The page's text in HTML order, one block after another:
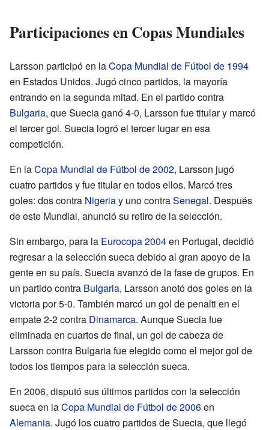
Participaciones en Copas Mundiales
Larsson participó en laCopa Mundial de Fútbol de 1994
en Estados Unidos. Jugó cinco partidos, la mayoría
entrando en la segunda mitad. En el partido contra
Bulgaria, que Suecia ganó 4-0, Larsson fue titular y marcó
el tercer gol. Suecia logró el tercer lugar en esa
competición.
En laCopa Mundial de Fútbol de 2002, Larsson jugó
cuatro partidos y fue titular en todos ellos. Marcó tres
goles: dos contra Nigeriay uno contraSenegal. Después
de este Mundial, anunció su retiro de la selección.
Sin embargo, para la Eurocopa 2004en Portugal, decidió
regresar a la selección sueca debido al gran apoyo de la
gente en su país. Suecia avanzó de la fase de grupos. En
un partido contra Bulgaria, Larsson anotó dos goles en la
victoria por 5-0. También marcó un gol de penalti en el
empate 2-2 contra Dinamarca. Aunque Suecia fue
eliminada en cuartos de final, un gol de cabeza de
Larsson contra Bulgaria fue elegido como el mejor gol de
todos los tiempos para la selección sueca.
En 2006, disputó sus últimos partidos con la selección
sueca en laCopa Mundial de Fútbol de 2006en
Alemania. Jugó los cuatro partidos de Suecia, que llegó